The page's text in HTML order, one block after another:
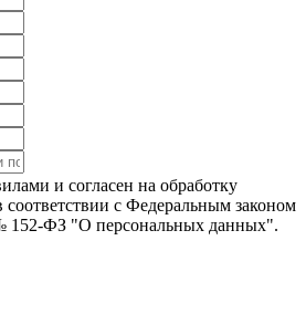
и согласен на обработку
с Федеральным законом
152-ФЗ "О персональных данных".